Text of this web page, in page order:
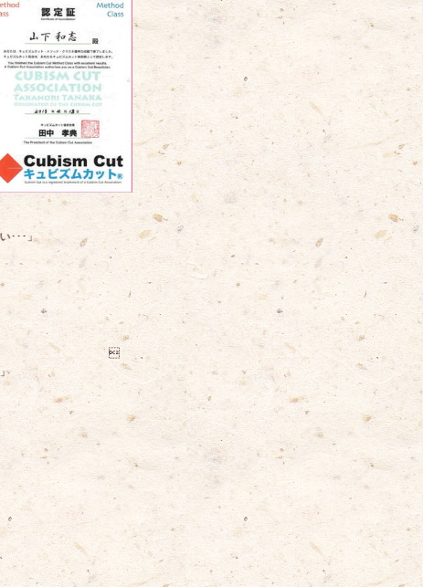
「顔が濡れて･･･チカラが･･･出ない･･･」

「あんぱんまん あたらしい顔よ！」